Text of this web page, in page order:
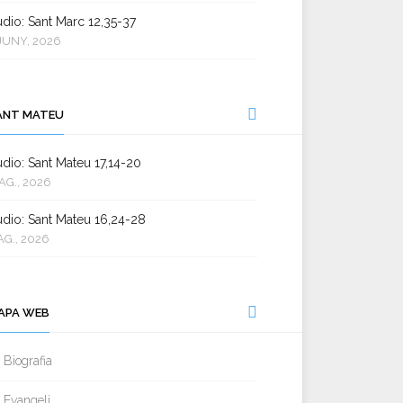
Sant Marc 12,35-37
2026
MATEU
Sant Mateu 17,14-20
2026
Sant Mateu 16,24-28
2026
WEB
Biografia